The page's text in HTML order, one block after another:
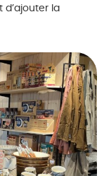
d’ajouter la